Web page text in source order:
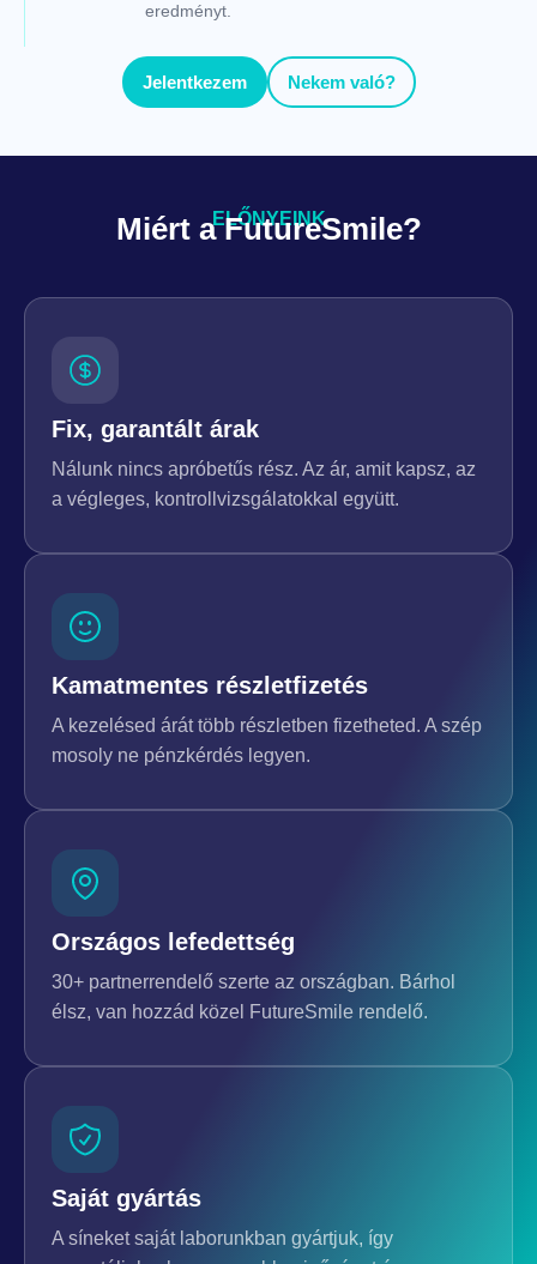
eredményt.
Jelentkezem Nekem való?
ELŐNYEINK
Miért a FutureSmile?
Fix, garantált árak
Nálunk nincs apróbetűs rész. Az ár, amit kapsz, az
a végleges, kontrollvizsgálatokkal együtt.
Kamatmentes részletfizetés
A kezelésed árát több részletben fizetheted. A szép
mosoly ne pénzkérdés legyen.
Országos lefedettség
30+ partnerrendelő szerte az országban. Bárhol
élsz, van hozzád közel FutureSmile rendelő.
Saját gyártás
A síneket saját laborunkban gyártjuk, így